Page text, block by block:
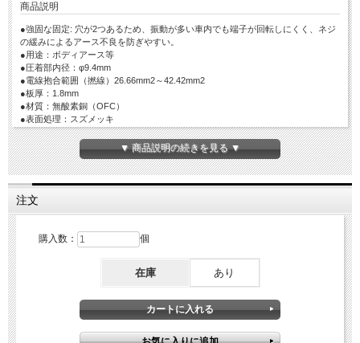
商品説明
●強固な固定: 穴が2つあるため、振動が多い車内でも端子が回転しにくく、ネジ
の緩みによるアース不良を防ぎやすい。
●用途：ボディアース等
●圧着部内径：φ9.4mm
●電線抱合範囲（撚線）26.66mm2～42.42mm2
●板厚：1.8mm
●材質：無酸素銅（OFC）
●表面処理：スズメッキ
●製品入数：1個/袋
●適用工具：D-19N、D-20N、EP-150A、MH-38
▼ 商品説明の続きを見る ▼
注文
購入数： 個
在庫 あり